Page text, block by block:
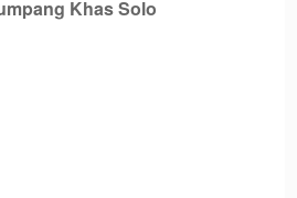
Khas Solo